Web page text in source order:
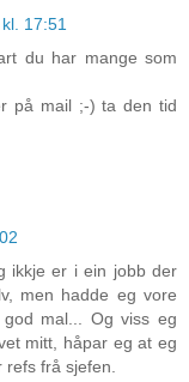
17:51
du har mange som
på mail ;-) ta den tid
ikkje er i ein jobb der
men hadde eg vore
mal... Og viss eg
mitt, håpar eg at eg
frå sjefen.